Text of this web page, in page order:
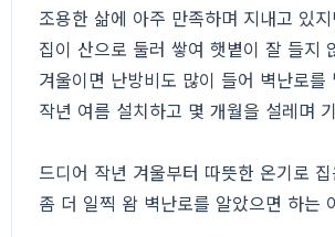
조용한 삶에 아주 만족하며 지내고 있
집이 산으로 둘러 쌓여 햇볕이 잘 들지
겨울이면 난방비도 많이 들어 벽난로
작년 여름 설치하고 몇 개월을 설레며
드디어 작년 겨울부터 따뜻한 온기로
좀 더 일찍 왐 벽난로를 알았으면 하는